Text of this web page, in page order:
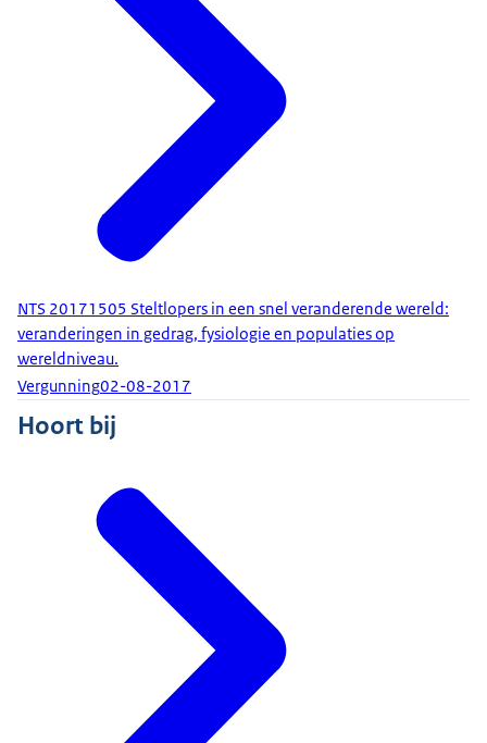
NTS 20171505 Steltlopers in een snel veranderende wereld:
veranderingen in gedrag, fysiologie en populaties op
wereldniveau.
Vergunning02-08-2017
Hoort bij